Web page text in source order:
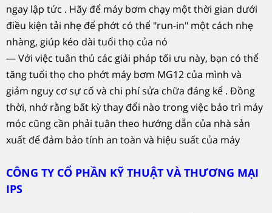
ngay lập tức . Hãy để máy bơm chạy một thời gian dưới
điều kiện tải nhẹ để phớt có thể "run-in" một cách nhẹ
nhàng, giúp kéo dài tuổi thọ của nó
— Với việc tuân thủ các giải pháp tối ưu này, bạn có thể
tăng tuổi thọ cho phớt máy bơm MG12 của mình và
giảm nguy cơ sự cố và chi phí sửa chữa đáng kể . Đồng
thời, nhớ rằng bất kỳ thay đổi nào trong việc bảo trì máy
móc cũng cần phải tuân theo hướng dẫn của nhà sản
xuất để đảm bảo tính an toàn và hiệu suất của máy
CÔNG TY CỔ PHẦN KỸ THUẬT VÀ THƯƠNG MẠI
IPS